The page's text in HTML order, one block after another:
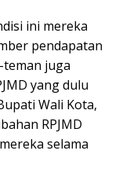
ini mereka
pendapatan
teman juga
yang dulu
Wali Kota,
RPJMD
selama